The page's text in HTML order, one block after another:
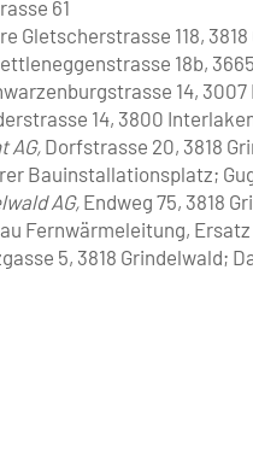
61
Gletscherstrasse 118,
18b,
14,
14, 3800
AG, Dorfstrasse 20, 3818
Bauinstallationsplatz;
AG, Endweg 75, 3818
Fernwärmeleitung,
5, 3818 Grindelwald;